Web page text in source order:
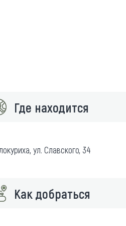
Где находится
ул. Славского, 34
Как добраться